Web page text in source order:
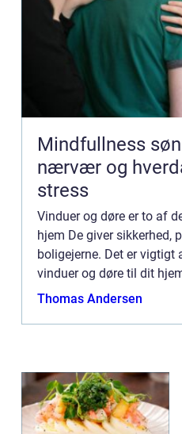
Mindfullness
nærvær og
stress
Vinduer og døre er to af
hjem De giver sikkerhed,
boligejerne. Det er
vinduer og døre til dit
af alle de fordele, de
Thomas Andersen